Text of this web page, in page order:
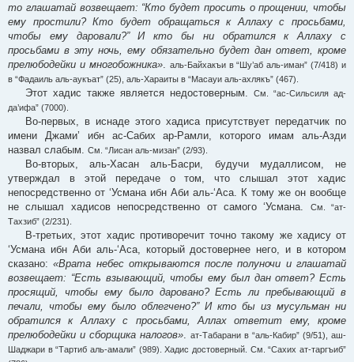
то глашатай возвещает: “Кто будет просить о прощении, чтобы
ему простили? Кто будет обращаться к Аллаху с просьбами,
чтобы ему даровали?” И кто бы ни обратился к Аллаху с
просьбами в эту ночь, ему обязательно будет дан ответ, кроме
прелюбодейки и многобожника».
аль-Байхакъи в “Шу’аб аль-иман” (7/418) и
в “Фадаиль аль-аукъат” (25), аль-Хараиты в “Масауи аль-ахлякъ” (467).
Этот хадис также является недостоверным.
См. “ас-Сильсиля ад-
да’ифа” (7000).
Во-первых, в иснаде этого хадиса присутствует передатчик по
имени Джами’ ибн ас-Сабих ар-Рамли, которого имам аль-Азди
назвал слабым.
См. “Лисан аль-мизан” (2/93).
Во-вторых, аль-Хасан аль-Басри, будучи мудаллисом, не
утверждал в этой передаче о том, что слышал этот хадис
непосредственно от ‘Усмана ибн Аби аль-‘Аса. К тому же он вообще
не слышал хадисов непосредственно от самого ‘Усмана.
См. “ат-
Тахзиб” (2/231).
В-третьих, этот хадис противоречит точно такому же хадису от
‘Усмана ибн Аби аль-‘Аса, который достовернее него, и в котором
сказано:«Врата небес открываются после полуночи и глашатай
возвещает: “Есть взывающий, чтобы ему был дан ответ? Есть
просящий, чтобы ему было даровано? Есть ли пребывающий в
печали, чтобы ему было облегчено?” И кто бы из мусульман ни
обратился к Аллаху с просьбами, Аллах ответит ему, кроме
прелюбодейки и сборщика налогов»
ат-Табарани в “аль-Кабир” (9/51), аш-
Шаджари в “Тартиб аль-амали” (989). Хадис достоверный. См. “Сахих ат-таргъиб”